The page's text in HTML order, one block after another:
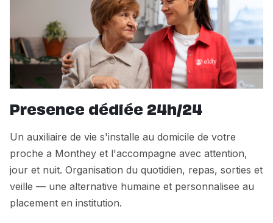
Presence dédiée 24h/24
Un auxiliaire de vie s'installe au domicile de votre
proche a Monthey et l'accompagne avec attention,
jour et nuit. Organisation du quotidien, repas, sorties et
veille — une alternative humaine et personnalisee au
placement en institution.